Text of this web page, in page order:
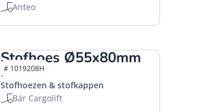
Anteo
Stofhoes Ø55x80mm
HACO
Stofhoezen & stofkappen
Bär Cargolift
# 1019208H